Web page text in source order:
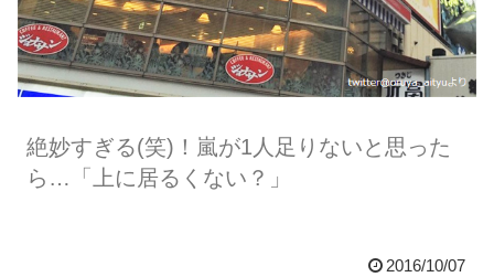
絶妙すぎる(笑)！嵐が1人足りないと思った
ら…「上に居るくない？」
2016/10/07